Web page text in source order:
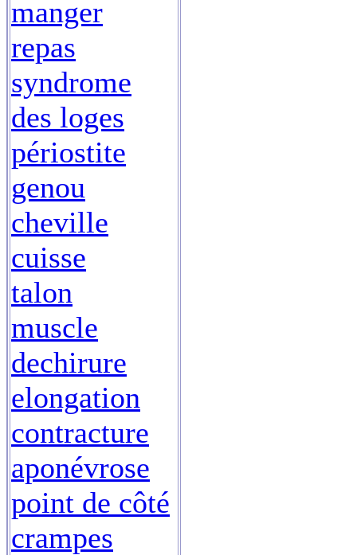
manger
repas
syndrome
des loges
périostite
genou
cheville
cuisse
talon
muscle
dechirure
elongation
contracture
aponévrose
point de côté
crampes